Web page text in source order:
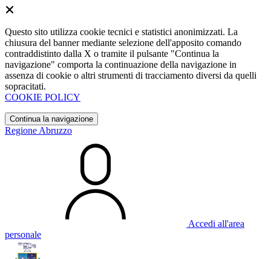
Questo sito utilizza cookie tecnici e statistici anonimizzati. La
chiusura del banner mediante selezione dell'apposito comando
contraddistinto dalla X o tramite il pulsante "Continua la
navigazione" comporta la continuazione della navigazione in
assenza di cookie o altri strumenti di tracciamento diversi da quelli
sopracitati.
COOKIE POLICY
Continua la navigazione
Regione Abruzzo
Accedi all'area
personale